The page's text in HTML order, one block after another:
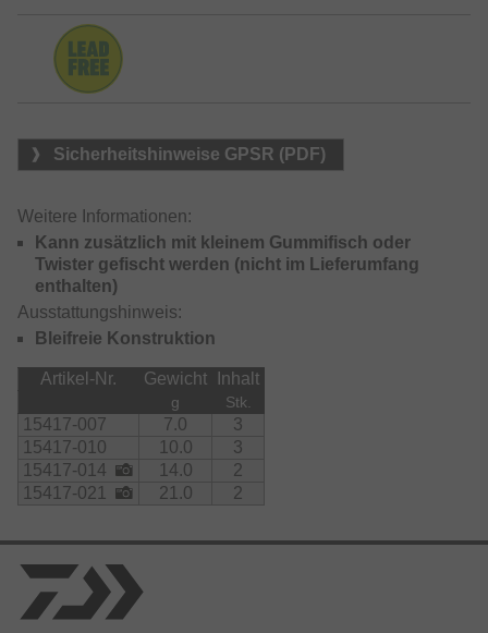
Sicherheitshinweise GPSR (PDF)
Weitere Informationen:
Kann zusätzlich mit kleinem Gummifisch oder
Twister gefischt werden (nicht im Lieferumfang
enthalten)
Ausstattungshinweis:
Bleifreie Konstruktion
Artikel-Nr. Gewicht Inhalt
g Stk.
15417-007 7.0
3
15417-010
10.0
3
15417-014
14.0
2
15417-021
21.0 2